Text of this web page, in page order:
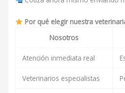
Por qué elegir nuestra
Nosotros
Atención inmediata real
Veterinarios especialistas